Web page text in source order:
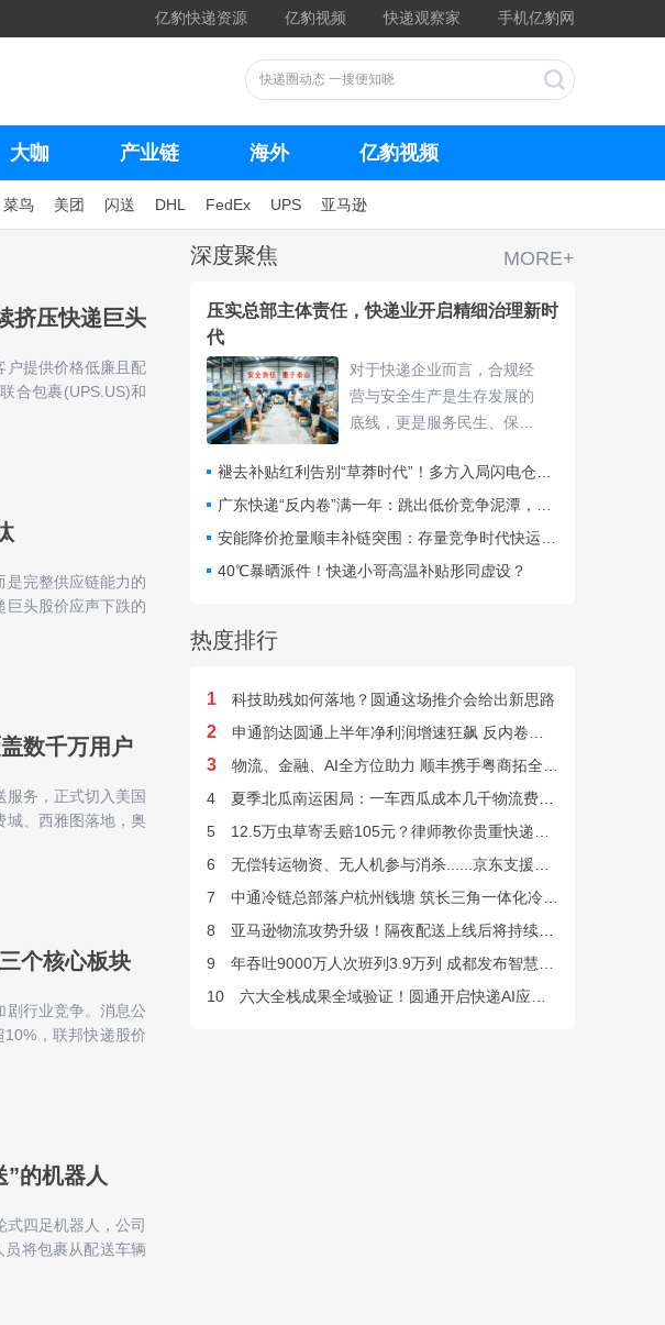
亿豹快递资源 亿豹视频 快递观察家 手机亿豹网
大咖 产业链 海外 亿豹视频
菜鸟 美团 闪送 DHL FedEx UPS 亚马逊
挤压快递巨头
户提供价格低廉且配
合包裹(UPS.US)和
是完整供应链能力的
巨头股价应声下跌的
数千万用户
务，正式切入美国
城、西雅图落地，奥
个核心板块
剧行业竞争。消息公
，联邦快递股价
的机器人
四足机器人，公司
将包裹从配送车辆
MORE+
深度聚焦
压实总部主体责任，快递业开启精细治理新时
代
对于快递企业而言，合规经
营与安全生产是生存发展的
底线，更是服务民生、保障
的违规处罚与安全隐患，不
仅扰乱行业秩序，更直接威
胁群众寄递安全与公共安
40℃暴晒派件！快递小哥高温补贴形同虚设？
热度排行
1 科技助残如何落地？圆通这场推介会给出新思路
2 申通韵达圆通上半年净利润增速狂飙 反内卷效果显现
3
物流、金融、AI全方位助力 顺丰携手粤商拓全球市场
4
夏季北瓜南运困局：一车西瓜成本几千物流费上万谁来解？
5
12.5万虫草寄丢赔105元？律师教你贵重快递丢失如何维权
6
无偿转运物资、无人机参与消杀......京东支援广西灾后重建
7
中通冷链总部落户杭州钱塘 筑长三角一体化冷链中枢基地
8
亚马逊物流攻势升级！隔夜配送上线后将持续挤压快递巨头
9
年吞吐9000万人次班列3.9万列 成都发布智慧物流“双清单”
10
六大全栈成果全域验证！圆通开启快递AI应用规模化落地